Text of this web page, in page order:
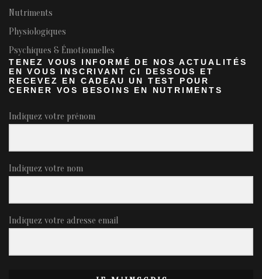
Nutriments
Physiologiques
Psychiques & Émotionnelles
TENEZ VOUS INFORMÉ DE NOS ACTUALITÉS
EN VOUS INSCRIVANT CI DESSOUS ET
RECEVEZ EN CADEAU UN TEST POUR
CERNER VOS BESOINS EN NUTRIMENTS
Indiquez votre prénom
Indiquez votre nom
Indiquez votre adresse email